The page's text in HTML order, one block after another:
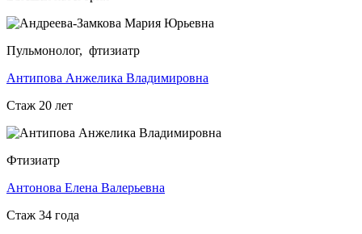
Пульмонолог, фтизиатр
Антипова Анжелика Владимировна
Стаж 20 лет
Фтизиатр
Антонова Елена Валерьевна
Стаж 34 года